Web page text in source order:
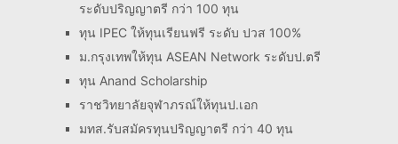
ระดับปริญญาตรี กว่า 100 ทุน
ทุน IPEC ให้ทุนเรียนฟรี ระดับ ปวส 100%
ม.กรุงเทพให้ทุน ASEAN Network ระดับป.ตรี
ทุน Anand Scholarship
ราชวิทยาลัยจุฬาภรณ์ให้ทุนป.เอก
มทส.รับสมัครทุนปริญญาตรี กว่า 40 ทุน